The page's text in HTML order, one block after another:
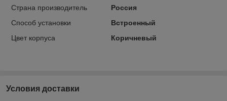
Страна производитель
Россия
Способ установки
Встроенный
Цвет корпуса
Коричневый
Условия доставки